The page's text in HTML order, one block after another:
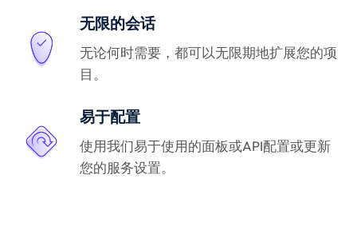
无限的会话
无论何时需要，都可以无限期地扩展您的项
目。
易于配置
使用我们易于使用的面板或API配置或更新
您的服务设置。